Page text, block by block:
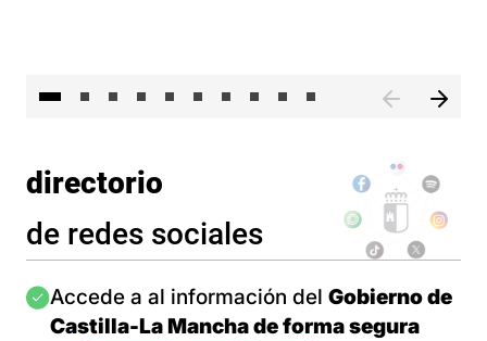
directorio
de redes sociales
Imagen
Accede a al información del Gobierno de
Castilla-La Mancha de forma segura